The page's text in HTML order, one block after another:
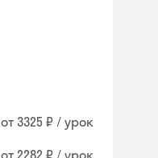
от 3325 ₽ / урок
от 2282 ₽ / урок